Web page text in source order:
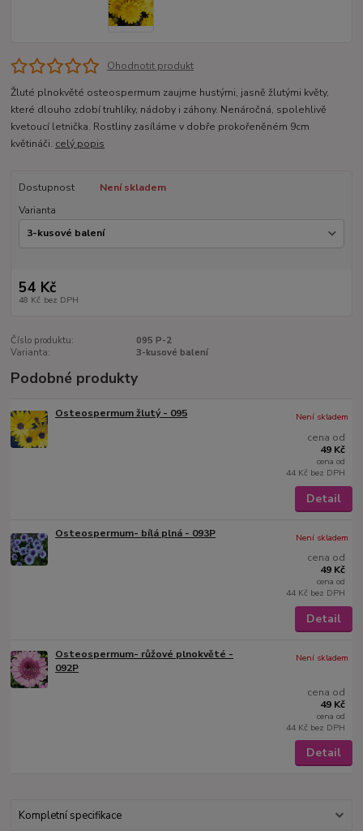
Ohodnotit produkt
Žluté plnokvěté osteospermum zaujme hustými, jasně žlutými květy,
které dlouho zdobí truhlíky, nádoby i záhony. Nenáročná, spolehlivě
kvetoucí letnička. Rostliny zasíláme v dobře prokořeněném 9cm
květináči. celý popis
Dostupnost
Není skladem
Varianta
54 Kč
48 Kč bez DPH
Číslo produktu:
095 P-2
Varianta:
3-kusové balení
Podobné produkty
Osteospermum žlutý - 095
cena od
49 Kč
cena od
44 Kč bez DPH
Není skladem
Detail
Osteospermum- bílá plná - 093P
cena od
49 Kč
cena od
44 Kč bez DPH
Není skladem
Detail
Osteospermum- růžové plnokvěté -
092P
cena od
49 Kč
cena od
44 Kč bez DPH
Není skladem
Detail
Kompletní specifikace